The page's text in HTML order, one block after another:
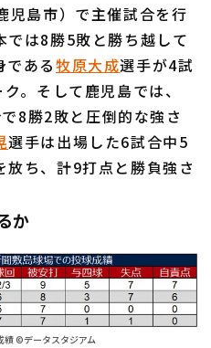
児島市）で主催試合を行
では8勝5敗と勝ち越して
である牧原大成選手が4試
。そして鹿児島では、
8勝2敗と圧倒的な強さ
選手は出場した6試合中5
ち、計9打点と勝負強さ
か
績 ©データスタジアム